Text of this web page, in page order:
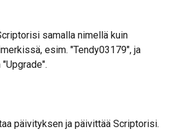
samalla nimellä kuin
esim. "Tendy03179", ja
päivityksen ja päivittää Scriptorisi.